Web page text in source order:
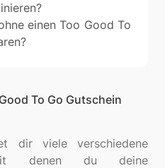
einen Too Good To
To Go Gutschein
dir viele verschiedene
mit denen du deine